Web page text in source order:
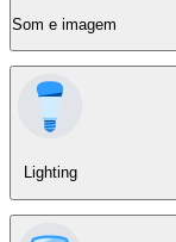
Som e imagem
Lighting